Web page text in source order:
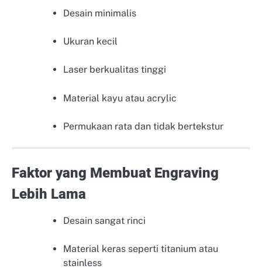
Desain minimalis
Ukuran kecil
Laser berkualitas tinggi
Material kayu atau acrylic
Permukaan rata dan tidak bertekstur
Faktor yang Membuat Engraving
Lebih Lama
Desain sangat rinci
Material keras seperti titanium atau
stainless